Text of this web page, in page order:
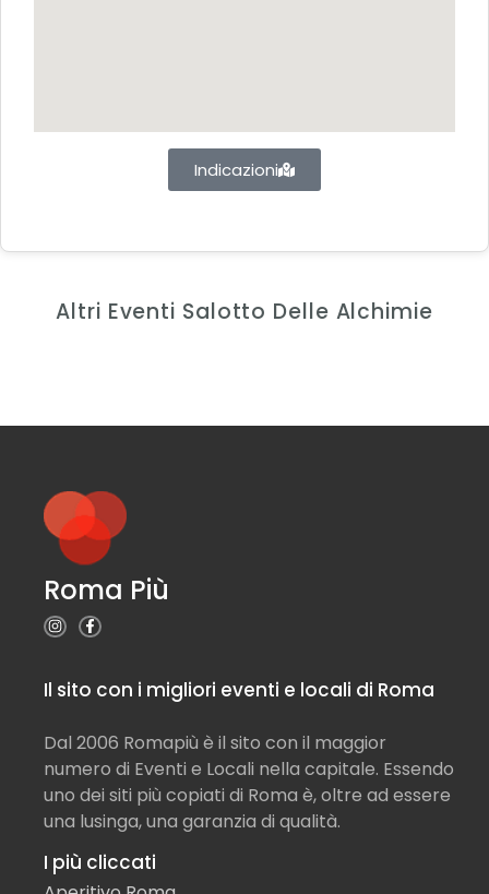
Indicazioni
Altri Eventi Salotto Delle Alchimie
Roma Più
Il sito con i migliori eventi e locali di Roma
Dal 2006 Romapiù è il sito con il maggior
numero di Eventi e Locali nella capitale. Essendo
uno dei siti più copiati di Roma è, oltre ad essere
una lusinga, una garanzia di qualità.
I più cliccati